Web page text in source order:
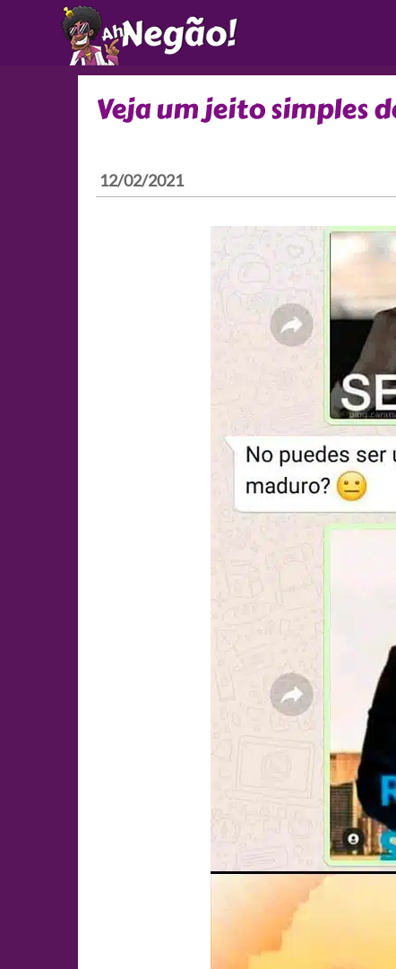
Veja um jeito simples
12/02/2021